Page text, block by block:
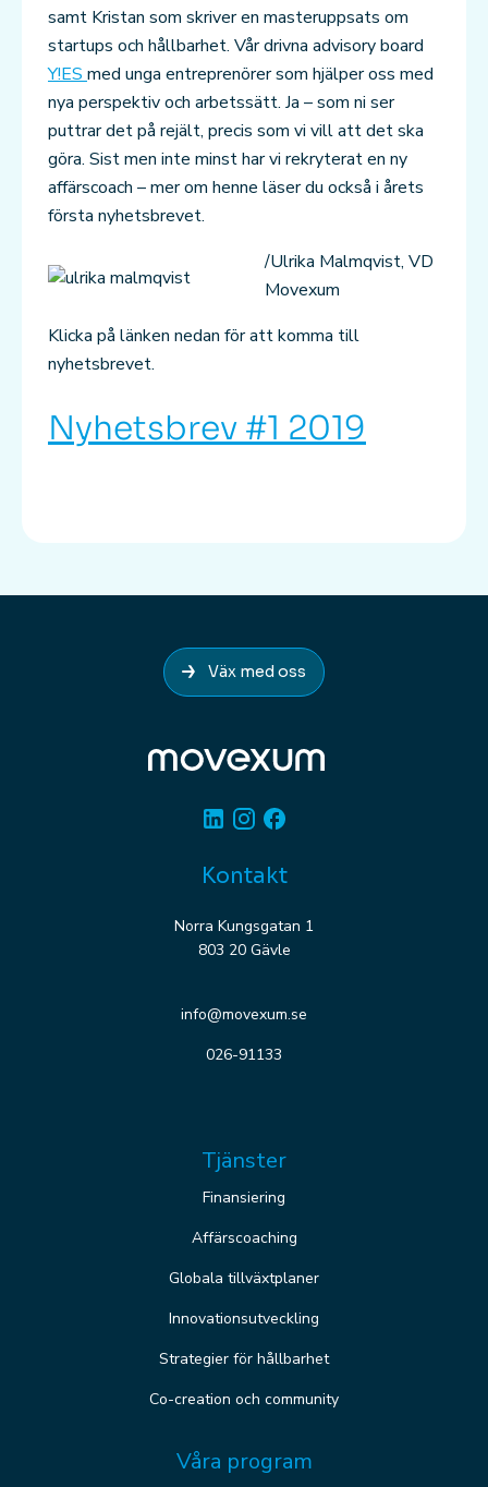
samt Kristan som skriver en masteruppsats om
startups och hållbarhet. Vår drivna advisory board
Y!ES med unga entreprenörer som hjälper oss med
nya perspektiv och arbetssätt. Ja – som ni ser
puttrar det på rejält, precis som vi vill att det ska
göra. Sist men inte minst har vi rekryterat en ny
affärscoach – mer om henne läser du också i årets
första nyhetsbrevet.
/Ulrika Malmqvist, VD
Movexum
Klicka på länken nedan för att komma till
nyhetsbrevet.
Nyhetsbrev #1 2019
Väx med oss
LinkedinInstagram
Kontakt
Norra Kungsgatan 1
803 20 Gävle
info@movexum.se
026-91133
Tjänster
Finansiering
Affärscoaching
Globala tillväxtplaner
Innovationsutveckling
Strategier för hållbarhet
Co-creation och community
Våra program